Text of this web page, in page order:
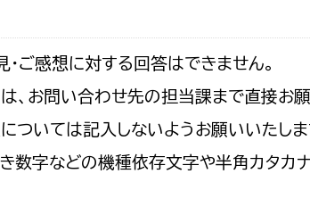
ご感想に対する回答はできません。
、お問い合わせ先の担当課まで直接お願
ついては記入しないようお願いいたしま
数字などの機種依存文字や半角カタカ